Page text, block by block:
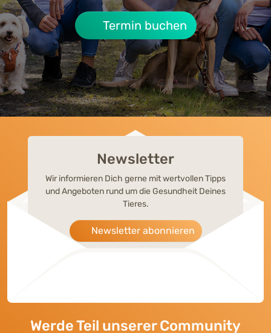
Termin buchen
Newsletter
Wir informieren Dich gerne mit wertvollen Tipps
und Angeboten rund um die Gesundheit Deines
Tieres.
Newsletter abonnieren
Werde Teil unserer Community